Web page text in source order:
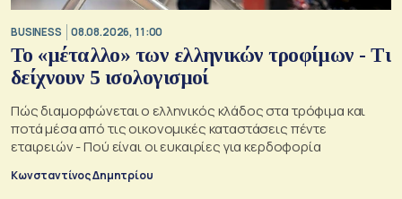
BUSINESS 08.08.2026, 11:00
Το «μέταλλο» των ελληνικών τροφίμων - Τι
δείχνουν 5 ισολογισμοί
Πώς διαμορφώνεται ο ελληνικός κλάδος στα τρόφιμα και
ποτά μέσα από τις οικονομικές καταστάσεις πέντε
εταιρειών - Πού είναι οι ευκαιρίες για κερδοφορία
Κωνσταντίνος Δημητρίου